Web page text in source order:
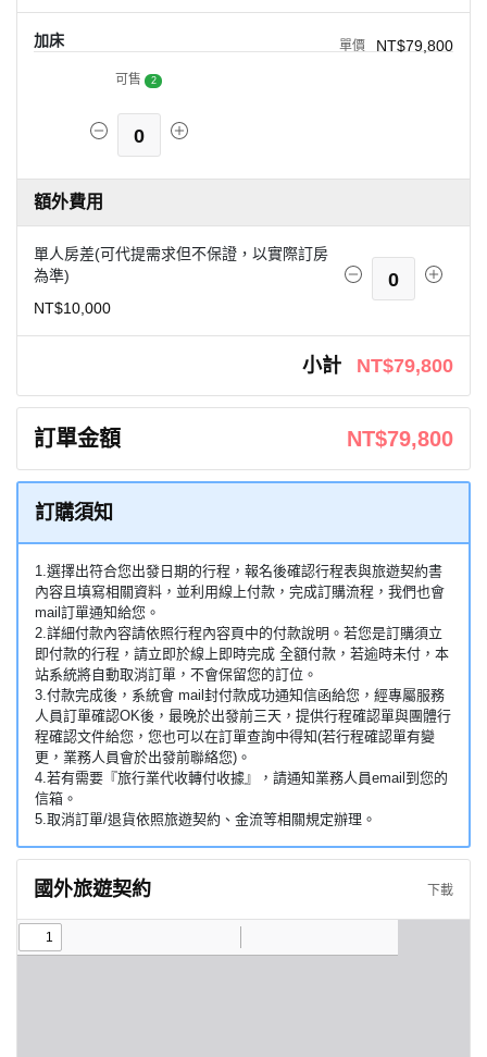
加床 NT$79,800
可售 2
0
額外費用
單人房差(可代提需求但不保證，以實際訂房
為準)
NT$10,000
0
小計 NT$79,800
訂單金額 NT$79,800
訂購須知
1.選擇出符合您出發日期的行程，報名後確認行程表與旅遊契約書
內容且填寫相關資料，並利用線上付款，完成訂購流程，我們也會
mail訂單通知給您。
2.詳細付款內容請依照行程內容頁中的付款說明。若您是訂購須立
即付款的行程，請立即於線上即時完成 全額付款，若逾時未付，本
站系統將自動取消訂單，不會保留您的訂位。
3.付款完成後，系統會 mail封付款成功通知信函給您，經專屬服務
人員訂單確認OK後，最晚於出發前三天，提供行程確認單與團體行
程確認文件給您，您也可以在訂單查詢中得知(若行程確認單有變
更，業務人員會於出發前聯絡您)。
4.若有需要『旅行業代收轉付收據』，請通知業務人員email到您的
信箱。
5.取消訂單/退貨依照旅遊契約、金流等相關規定辦理。
國外旅遊契約 下載